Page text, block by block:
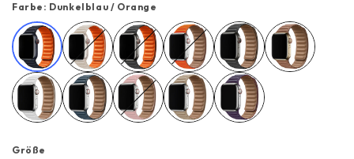
Farbe: Dunkelblau / Orange
Dunkelblau / Orange
Beige / OrangeSchwarz / Orange
Orange Schwarz Braun
Weiß Dunkelblau
Pink Beige Lila
Größe